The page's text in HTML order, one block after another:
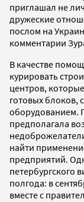
приглашал не
дружеские
послом на
комментарии
В качестве
курировать
центров,
готовых блоков,
оборудованием.
предполагала
найти
предприятий.
петербургского
полгода: в
вместе с